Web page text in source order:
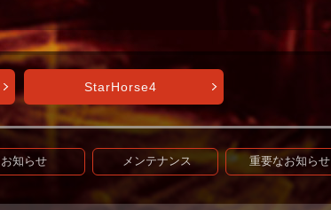
StarHorse4
お知らせ メンテナンス 重要なお知らせ